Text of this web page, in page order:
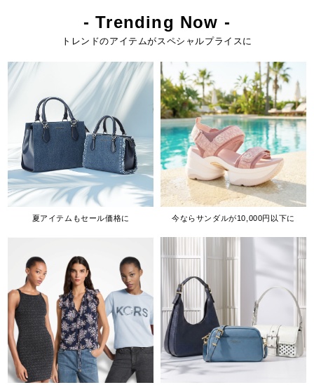
- Trending Now -
トレンドのアイテムがスペシャルプライスに
夏アイテムもセール価格に 今ならサンダルが10,000円以下に